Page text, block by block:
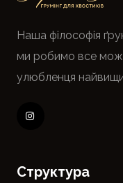
Наша філософія
ми робимо все
улюбленця
Cтруктура